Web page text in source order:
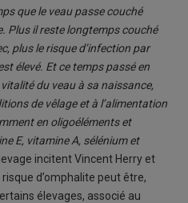
que le veau passe couché
Plus il reste longtemps couché
plus le risque d’infection par
élevé. Et ce temps passé en
du veau à sa naissance,
de vêlage et à l’alimentation
en oligoéléments et
E, vitamine A, sélénium et
incitent Vincent Herry et
d’omphalite peut être,
élevages, associé au